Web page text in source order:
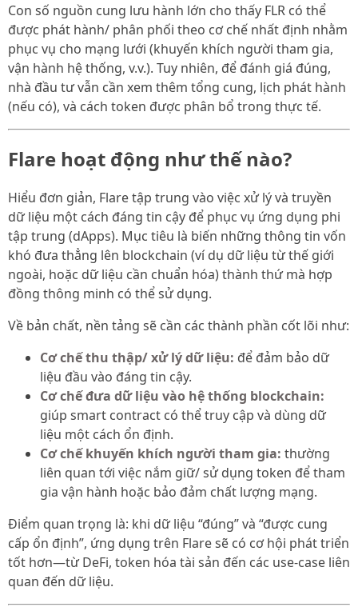
Con số nguồn cung lưu hành lớn cho thấy FLR có thể
được phát hành/ phân phối theo cơ chế nhất định nhằm
phục vụ cho mạng lưới (khuyến khích người tham gia,
vận hành hệ thống, v.v.). Tuy nhiên, để đánh giá đúng,
nhà đầu tư vẫn cần xem thêm tổng cung, lịch phát hành
(nếu có), và cách token được phân bổ trong thực tế.
Flare hoạt động như thế nào?
Hiểu đơn giản, Flare tập trung vào việc xử lý và truyền
dữ liệu một cách đáng tin cậy để phục vụ ứng dụng phi
tập trung (dApps). Mục tiêu là biến những thông tin vốn
khó đưa thẳng lên blockchain (ví dụ dữ liệu từ thế giới
ngoài, hoặc dữ liệu cần chuẩn hóa) thành thứ mà hợp
đồng thông minh có thể sử dụng.
Về bản chất, nền tảng sẽ cần các thành phần cốt lõi như:
Cơ chế thu thập/ xử lý dữ liệu: để đảm bảo dữ
liệu đầu vào đáng tin cậy.
Cơ chế đưa dữ liệu vào hệ thống blockchain:
giúp smart contract có thể truy cập và dùng dữ
liệu một cách ổn định.
Cơ chế khuyến khích người tham gia: thường
liên quan tới việc nắm giữ/ sử dụng token để tham
gia vận hành hoặc bảo đảm chất lượng mạng.
Điểm quan trọng là: khi dữ liệu “đúng” và “được cung
cấp ổn định”, ứng dụng trên Flare sẽ có cơ hội phát triển
tốt hơn—từ DeFi, token hóa tài sản đến các use-case liên
quan đến dữ liệu.